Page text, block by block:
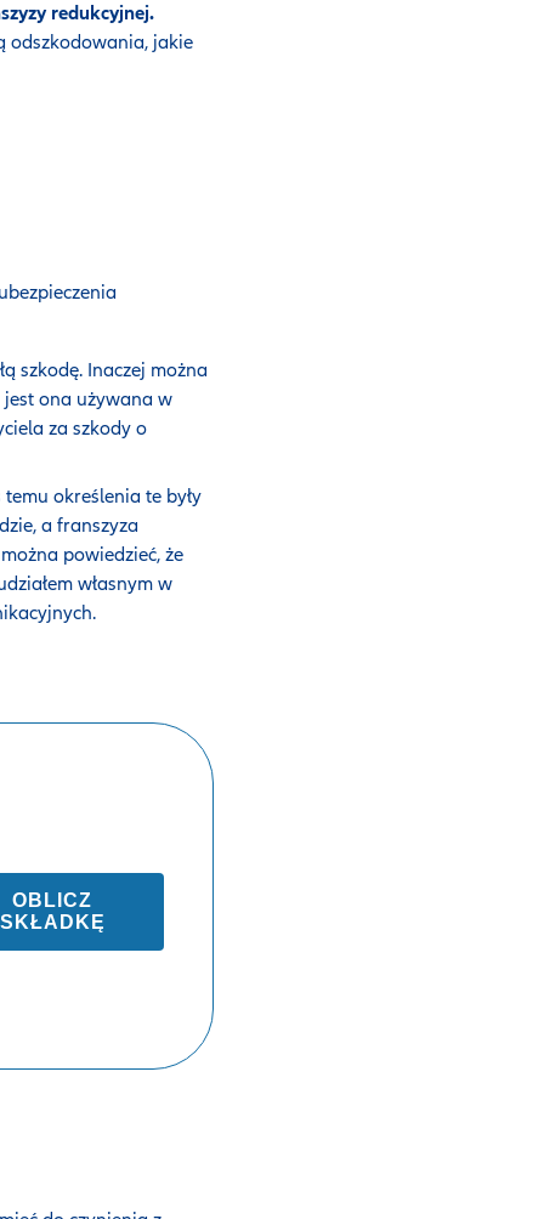
redukcyjnej.
odszkodowania, jakie
szkodę. Inaczej można
jest ona używana w
za szkody o
określenia te były
a franszyza
powiedzieć, że
własnym w
OBLICZ
SKŁADKĘ